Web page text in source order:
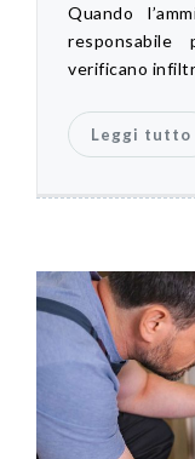
Quando
verificano
Leggi tutto